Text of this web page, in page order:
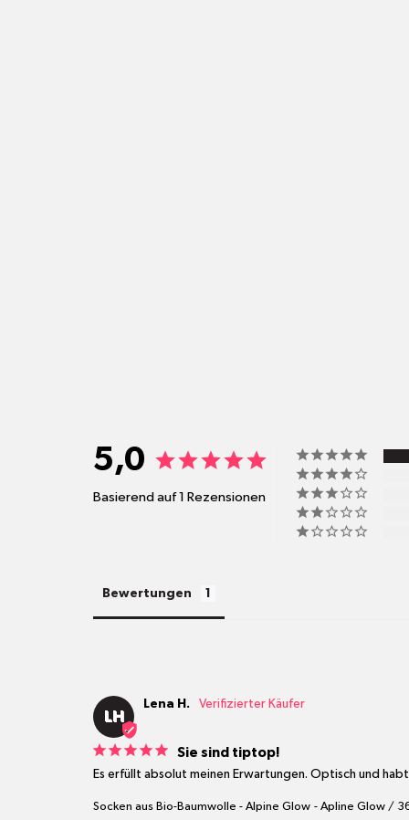
5,0
Basierend auf 1 Rezensionen
Bewertungen
LH
Lena H.
Sie sind tiptop!
Es erfüllt absolut meinen Erwartungen. Optisch und
Socken aus Bio-Baumwolle - Alpine Glow Apline Glow /